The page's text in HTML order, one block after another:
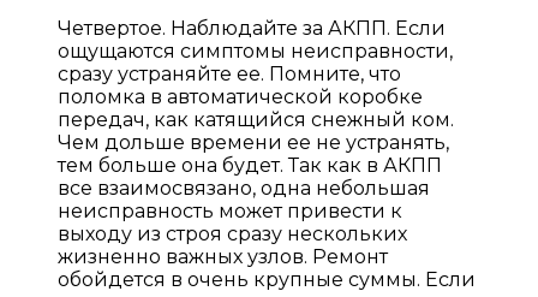
Четвертое. Наблюдайте за АКПП. Если
ощущаются симптомы неисправности,
сразу устраняйте ее. Помните, что
поломка в автоматической коробке
передач, как катящийся снежный ком.
Чем дольше времени ее не устранять,
тем больше она будет. Так как в АКПП
все взаимосвязано, одна небольшая
неисправность может привести к
выходу из строя сразу нескольких
жизненно важных узлов. Ремонт
обойдется в очень крупные суммы. Если